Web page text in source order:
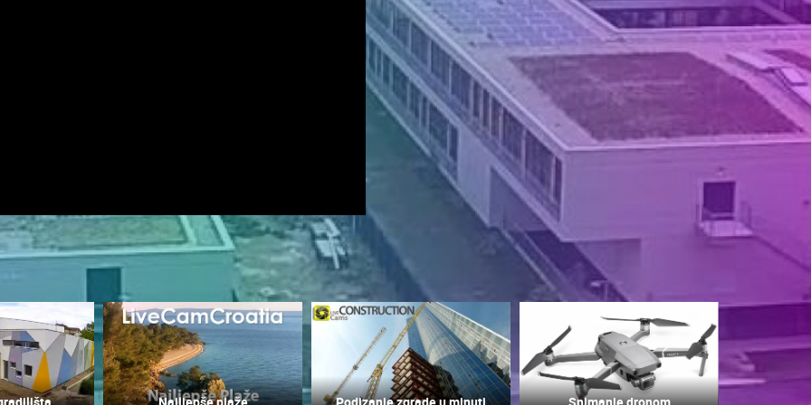
UŽIVO 0 GLEDATELJ(A) UŽIVO 0 GLEDATELJ(A)